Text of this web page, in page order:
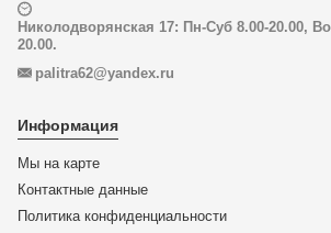
Николодворянская 17: Пн-Суб 8.00-20.00,
20.00.
palitra62@yandex.ru
Информация
Мы на карте
Контактные данные
Политика конфиденциальности